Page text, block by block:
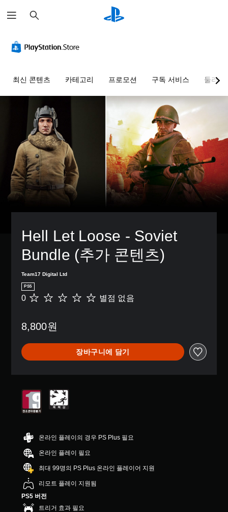
색
최신 콘텐츠 카테고리 프로모션 구독 서비스 둘러보
Hell Let Loose - Soviet
Bundle (추가 콘텐츠)
Team17 Digital Ltd
PS5
별
음
0 별점 없음
8,800원
장바구니에 담기
온라인 플레이의 경우 PS Plus 필요
온라인 플레이 필요
최대 99명의 PS Plus 온라인 플레이어 지원
리모트 플레이 지원됨
PS5 버전
트리거 효과 필요